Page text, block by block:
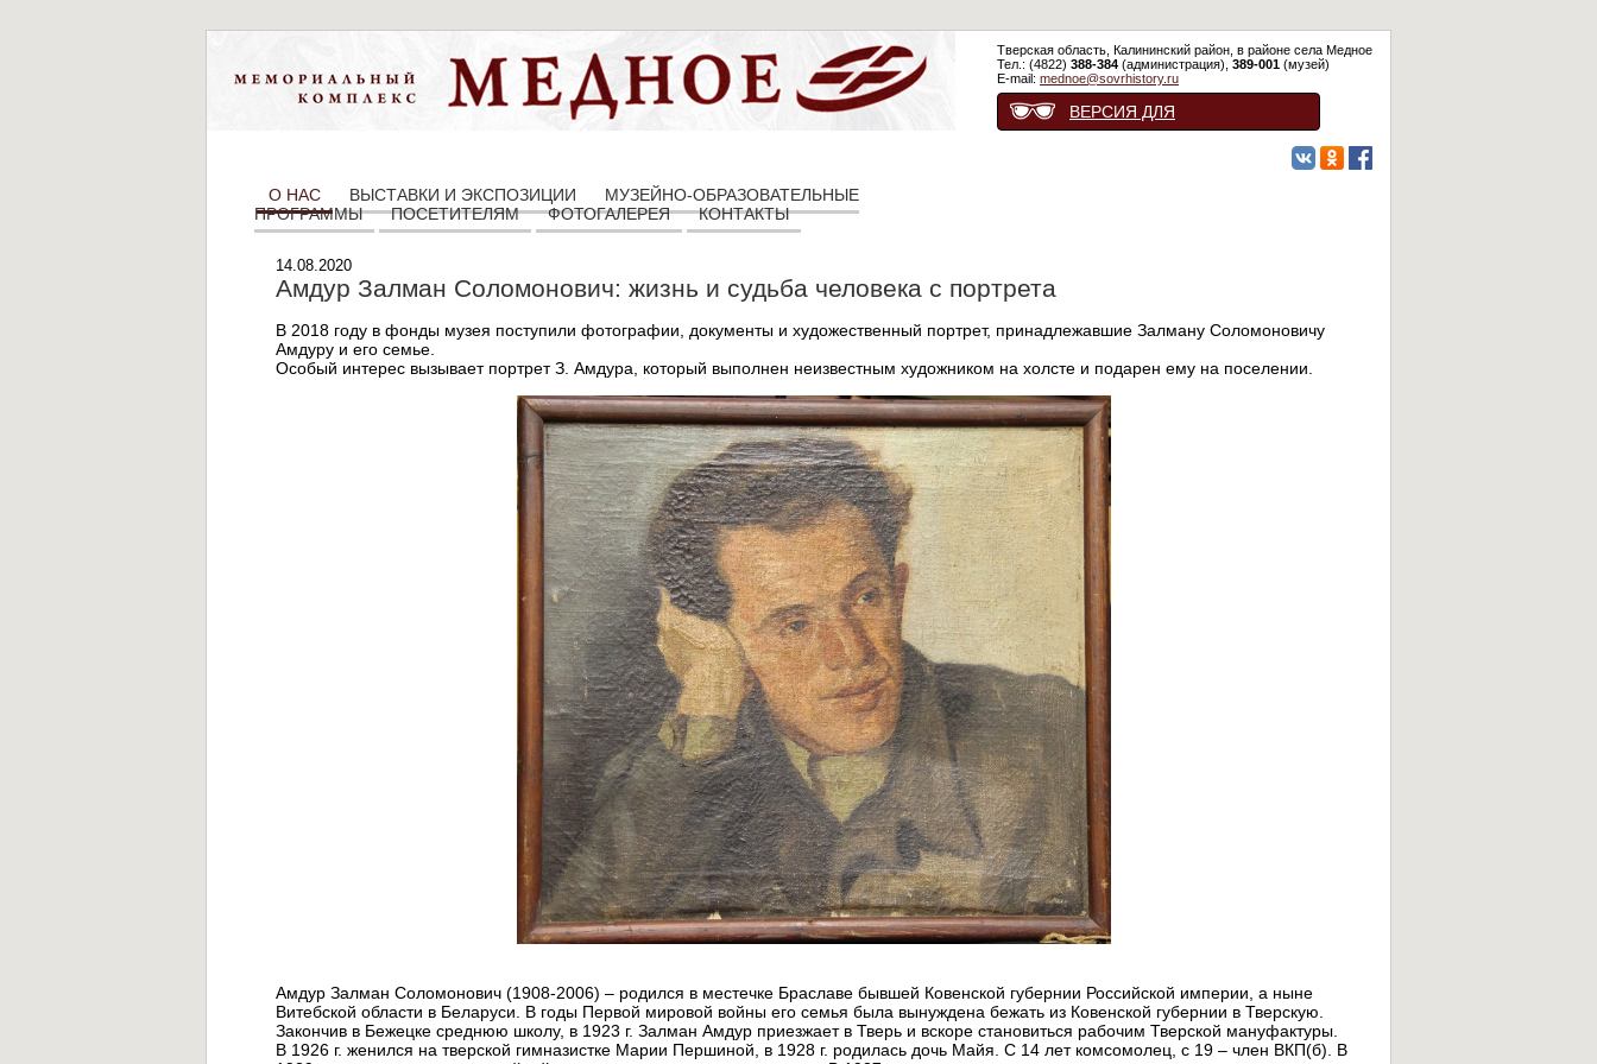
Тверская область, Калининский район, в районе села Медное
Тел.: (4822) 388-384 (администрация), 389-001 (музей)
E-mail: mednoe@sovrhistory.ru
ВЕРСИЯ ДЛЯ
О НАС ВЫСТАВКИ И ЭКСПОЗИЦИИ
МУЗЕЙНО-ОБРАЗОВАТЕЛЬНЫЕ
ПРОГРАММЫ
ПОСЕТИТЕЛЯМ ФОТОГАЛЕРЕЯ КОНТАКТЫ
14.08.2020
Амдур Залман Соломонович: жизнь и судьба человека с портрета
В 2018 году в фонды музея поступили фотографии, документы и художественный портрет, принадлежавшие Залману Соломоновичу
Амдуру и его семье.
Особый интерес вызывает портрет З. Амдура, который выполнен неизвестным художником на холсте и подарен ему на поселении.
Амдур Залман Соломонович (1908-2006) – родился в местечке Браславе бывшей Ковенской губернии Российской империи, а ныне
Витебской области в Беларуси. В годы Первой мировой войны его семья была вынуждена бежать из Ковенской губернии в Тверскую.
Закончив в Бежецке среднюю школу, в 1923 г. Залман Амдур приезжает в Тверь и вскоре становиться рабочим Тверской мануфактуры.
В 1926 г. женился на тверской гимназистке Марии Першиной, в 1928 г. родилась дочь Майя. С 14 лет комсомолец, с 19 – член ВКП(б). В